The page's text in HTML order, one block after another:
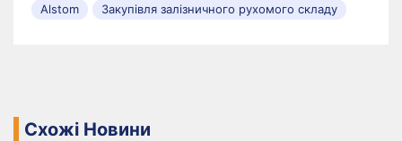
Alstom Закупівля залізничного рухомого складу
Схожі Новини